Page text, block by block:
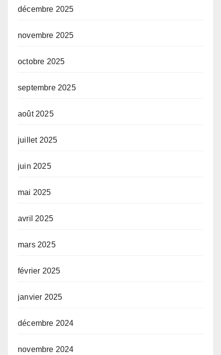
décembre 2025
novembre 2025
octobre 2025
septembre 2025
août 2025
juillet 2025
juin 2025
mai 2025
avril 2025
mars 2025
février 2025
janvier 2025
décembre 2024
novembre 2024